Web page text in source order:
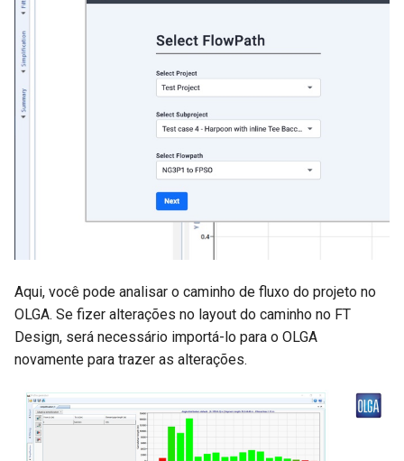
Aqui, você pode analisar o caminho de fluxo do projeto no
OLGA. Se fizer alterações no layout do caminho no FT
Design, será necessário importá-lo para o OLGA
novamente para trazer as alterações.